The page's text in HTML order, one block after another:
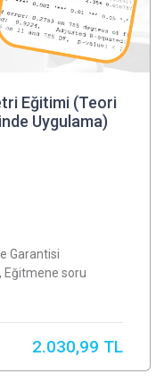
Eğitimi (Teori
Uygulama)
Garantisi
Eğitmene soru
2.030,99 TL